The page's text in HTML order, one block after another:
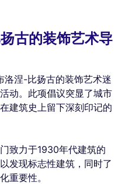
古的装饰艺术导
涅-比扬古的装饰艺术迷
动。此项倡议突显了城市
建筑史上留下深刻印记的
致力于1930年代建筑的
发现标志性建筑，同时了
重要性。